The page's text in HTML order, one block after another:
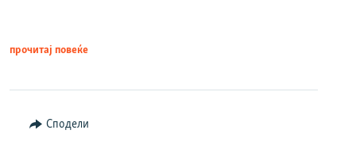
прочитај повеќе
Сподели